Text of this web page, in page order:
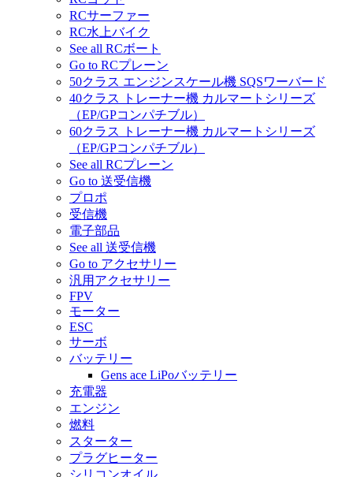
RCサーファー
RC水上バイク
See all RCボート
Go to RCプレーン
50クラス エンジンスケール機 SQSワーバード
40クラス トレーナー機 カルマートシリーズ
（EP/GPコンパチブル）
60クラス トレーナー機 カルマートシリーズ
（EP/GPコンパチブル）
See all RCプレーン
Go to 送受信機
プロポ
受信機
電子部品
See all 送受信機
Go to アクセサリー
汎用アクセサリー
FPV
モーター
ESC
サーボ
バッテリー
Gens ace LiPoバッテリー
充電器
エンジン
燃料
スターター
プラグヒーター